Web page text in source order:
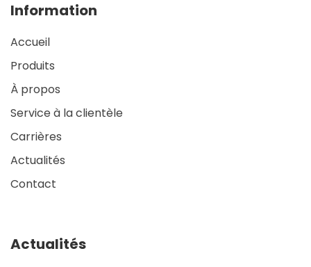
Information
Accueil
Produits
À propos
Service à la clientèle
Carrières
Actualités
Contact
Actualités